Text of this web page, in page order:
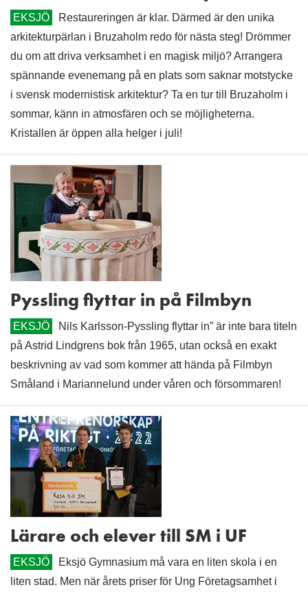
EKSJÖ
Restaureringen är klar. Därmed är den unika
arkitekturpärlan i Bruzaholm redo för nästa steg! Drömmer
du om att driva verksamhet i en magisk miljö? Arrangera
spännande evenemang på en plats som saknar motstycke
i svensk modernistisk arkitektur? Ta en tur till Bruzaholm i
sommar, känn in atmosfären och se möjligheterna.
Kristallen är öppen alla helger i juli!
Pyssling flyttar in på Filmbyn
EKSJÖ
Nils Karlsson-Pyssling flyttar in” är inte bara titeln
på Astrid Lindgrens bok från 1965, utan också en exakt
beskrivning av vad som kommer att hända på Filmbyn
Småland i Mariannelund under våren och försommaren!
Lärare och elever till SM i UF
EKSJÖ
Eksjö Gymnasium må vara en liten skola i en
liten stad. Men när årets priser för Ung Företagsamhet i